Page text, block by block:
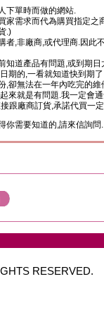
下單時而做的網站.
家需求而代為購買指定之
.)
者,非廠商,或代理商.因此
知道產品有問題,或到期
期的,一看就知道快到期
,卻無法在一年內吃完的維
來就是有問題.我一定會
跟廠商訂貨,承諾代買一
你需要知道的,請來信詢問.
RESERVED.